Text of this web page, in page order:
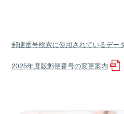
郵便番号検索に使用されているデー
2025年度版郵便番号の変更案内